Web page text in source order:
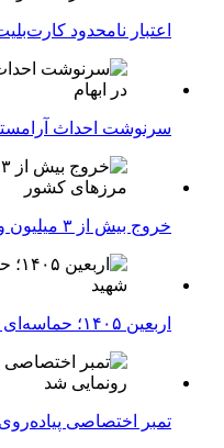
اعتبار نامحدود
سرنوشت احداث
خروج بیش از ۳ میلیون و ۳۵۲ هزار زائر از مرزهای کشور
اربعین ۱۴۰۵؛ حماسه‌ای دیگر با سوگ رهبر شهید
تمبر اختصاصی